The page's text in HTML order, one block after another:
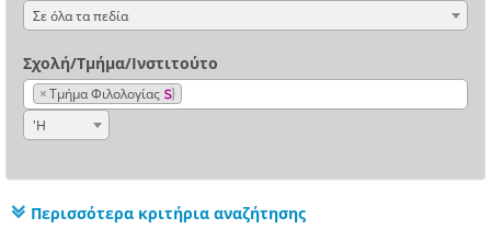
Σε όλα τα πεδία
Σχολή/Τμήμα/Ινστιτούτο
×Τμήμα Φιλολογίας
'Η
Περισσότερα κριτήρια αναζήτησης